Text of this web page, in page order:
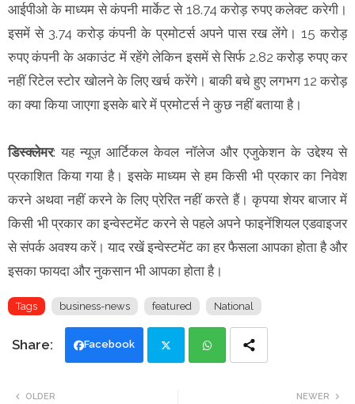
आईपीओ के माध्यम से कंपनी मार्केट से 18.74 करोड़ रुपए कलेक्ट करेगी।
इसमें से 3.74 करोड़ कंपनी के प्रमोटर्स अपने पास रख लेंगे। 15 करोड़
रुपए कंपनी के अकाउंट में रहेंगे लेकिन इसमें से सिर्फ 2.82 करोड़ रुपए कर
नहीं रिटेल स्टोर खोलने के लिए खर्च करेंगे। बाकी बचे हुए लगभग 12 करोड़
का क्या किया जाएगा इसके बारे में प्रमोटर्स ने कुछ नहीं बताया है।
डिस्क्लेमर: यह न्यूज़ आर्टिकल केवल नॉलेज और एजुकेशन के उद्देश्य से
प्रकाशित किया गया है। इसके माध्यम से हम किसी भी प्रकार का निवेश
करने अथवा नहीं करने के लिए प्रेरित नहीं करते हैं। कृपया शेयर बाजार में
किसी भी प्रकार का इन्वेस्टमेंट करने से पहले अपने फाइनेंशियल एडवाइजर
से संपर्क अवश्य करें। याद रखें इन्वेस्टमेंट का हर फैसला आपका होता है और
इसका फायदा और नुकसान भी आपका होता है।
Tags business-news featured National
Facebook
NEWER
OLDER